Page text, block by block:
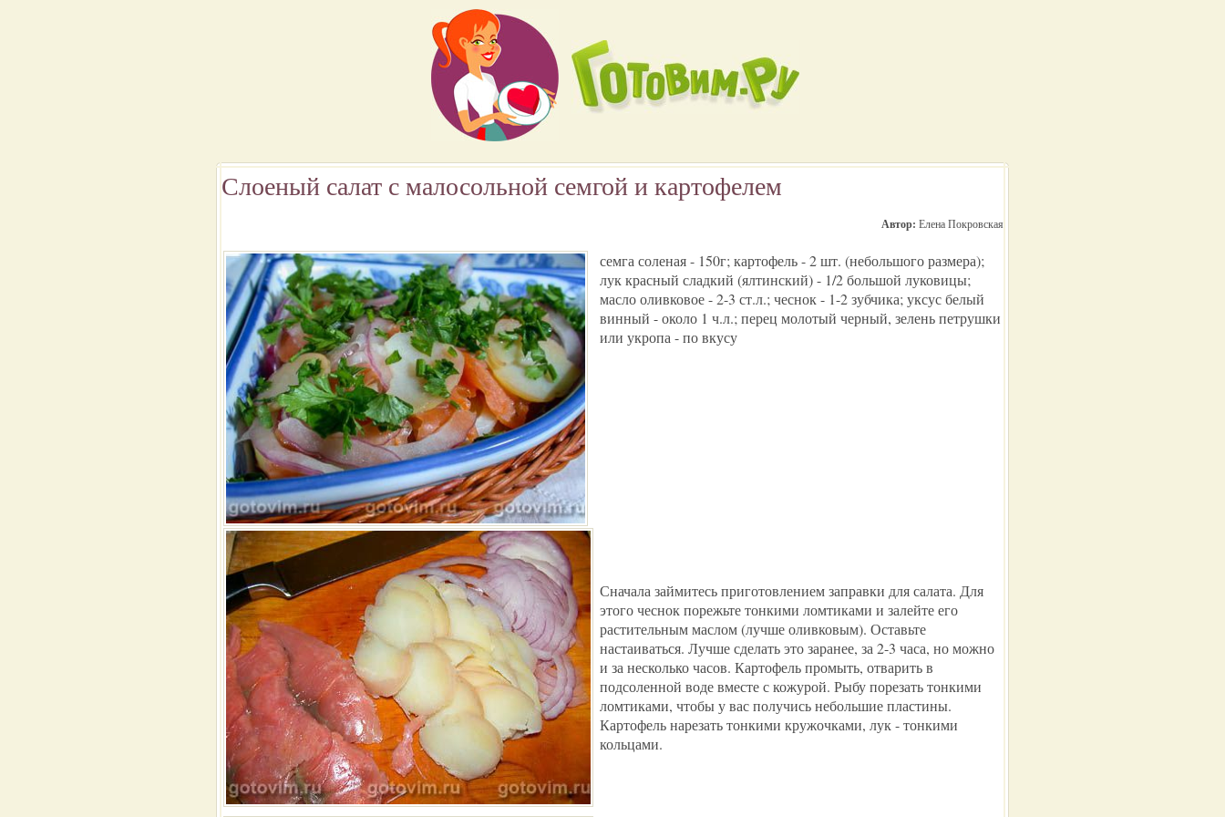
Слоеный салат с малосольной семгой и картофелем
Автор: Елена Покровская
семга соленая - 150г; картофель - 2 шт. (небольшого размера);
лук красный сладкий (ялтинский) - 1/2 большой луковицы;
масло оливковое - 2-3 ст.л.; чеснок - 1-2 зубчика; уксус белый
винный - около 1 ч.л.; перец молотый черный, зелень петрушки
или укропа - по вкусу
Сначала займитесь приготовлением заправки для салата. Для
этого чеснок порежьте тонкими ломтиками и залейте его
растительным маслом (лучше оливковым). Оставьте
настаиваться. Лучше сделать это заранее, за 2-3 часа, но можно
и за несколько часов. Картофель промыть, отварить в
подсоленной воде вместе с кожурой. Рыбу порезать тонкими
ломтиками, чтобы у вас получись небольшие пластины.
Картофель нарезать тонкими кружочками, лук - тонкими
кольцами.